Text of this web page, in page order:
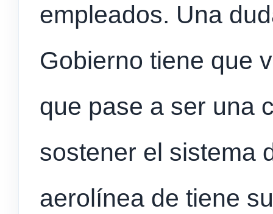
empleados. Una
Gobierno tiene que
que pase a ser una
sostener el sistema
aerolínea de tiene